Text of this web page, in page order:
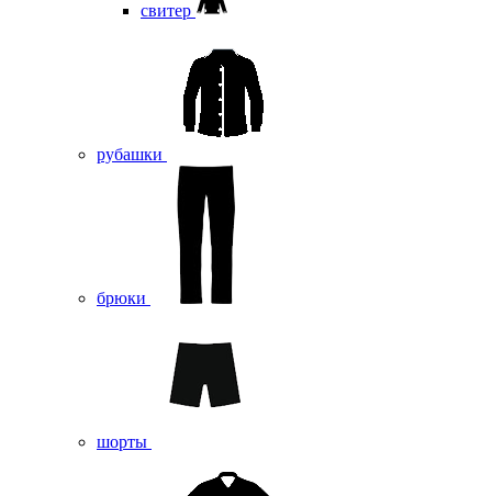
свитер
рубашки
брюки
шорты